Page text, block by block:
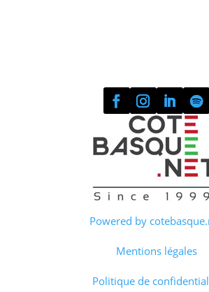
Powered by
Mentions légales
Politique de